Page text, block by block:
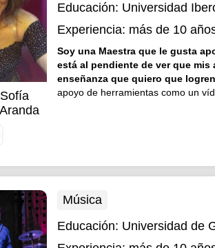
Educación: Universidad
Experiencia: más de 10
Soy una Maestra que le gusta
está al pendiente de ver que
enseñanza que quiero que
apoyo de herramientas como un
Música
Educación: Universidad de